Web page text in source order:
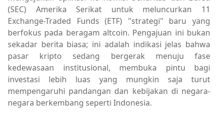
(SEC) Amerika Serikat untuk meluncurkan 11
Exchange-Traded Funds (ETF) "strategi" baru yang
berfokus pada beragam altcoin. Pengajuan ini bukan
sekadar berita biasa; ini adalah indikasi jelas bahwa
pasar kripto sedang bergerak menuju fase
kedewasaan institusional, membuka pintu bagi
investasi lebih luas yang mungkin saja turut
mempengaruhi pandangan dan kebijakan di negara-
negara berkembang seperti Indonesia.